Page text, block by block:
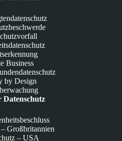
Business
by Design
Großbritannien
– USA